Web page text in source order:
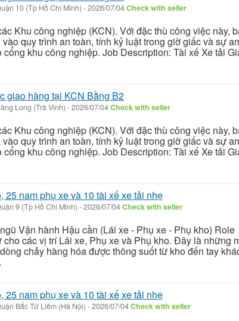
10 (Tp Hồ Chí Minh) -2026/07/04Check with seller
Khu công nghiệp (KCN). Với đặc thù công việc này,
quy trình an toàn, tính kỷ luật trong giờ giấc và sự
cổng khu công nghiệp. Job Description: Tài xế Xe tải
giao hàng tại KCN Bằng B2
Long (Trà Vinh) -2026/07/04Check with seller
Khu công nghiệp (KCN). Với đặc thù công việc này,
quy trình an toàn, tính kỷ luật trong giờ giấc và sự
cổng khu công nghiệp. Job Description: Tài xế Xe tải
25 nam phụ xe và 10 tài xế xe tải nhẹ
9 (Tp Hồ Chí Minh) -2026/07/04Check with seller
Vận hành Hậu cần (Lái xe - Phụ xe - Phụ kho) Role
các vị trí Lái xe, Phụ xe và Phụ kho. Đây là những
chảy hàng hóa được thông suốt từ kho đến tay
25 nam phụ xe và 10 tài xế xe tải nhẹ
Bắc Từ Liêm (Hà Nội) -2026/07/04Check with seller